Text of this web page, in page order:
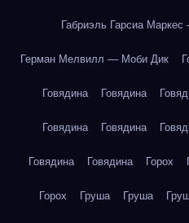
Габриэль Гарсиа
Герман Мелвилл — Моби Дик
Говядина Говядина
Говядина Говядина
Говядина Говядина Горох
Горох Груша Груша